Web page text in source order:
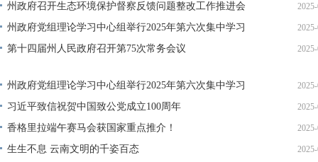
州政府召开生态环境保护督察反馈问题整改工作推进会
州政府党组理论学习中心组举行2025年第六次集中学习
第十四届州人民政府召开第75次常务会议
州政府党组理论学习中心组举行2025年第六次集中学习
习近平致信祝贺中国致公党成立100周年
香格里拉端午赛马会获国家重点推介！
生生不息 云南文明的千姿百态